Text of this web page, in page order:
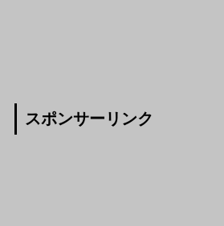
スポンサーリンク